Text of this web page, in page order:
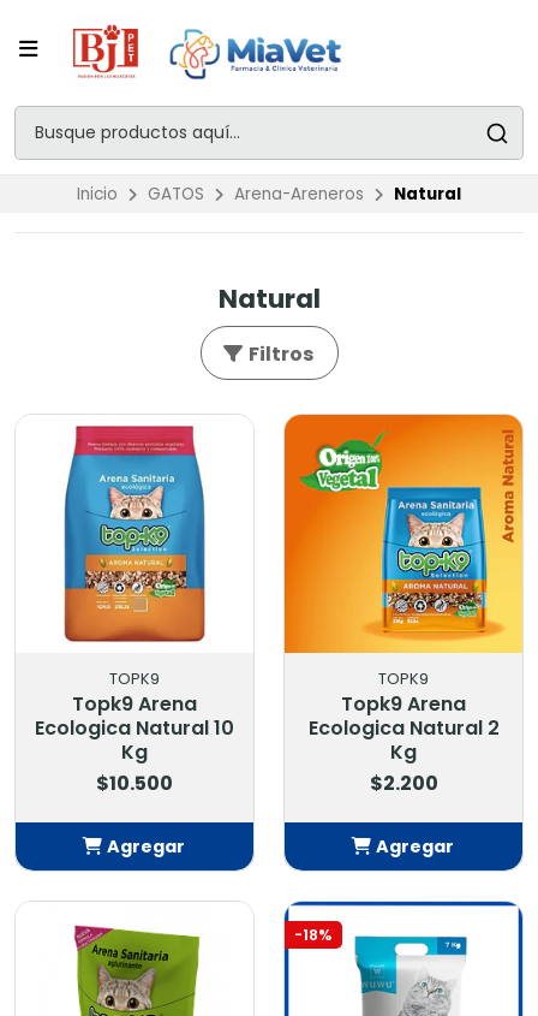
Inicio GATOS Arena-Areneros Natural
Natural
Filtros
TOPK9
Topk9 Arena
Ecologica Natural 10
Kg
$10.500
Agregar
Añadido
TOPK9
Topk9 Arena
Ecologica Natural 2
Kg
$2.200
Agregar
Añadido
-18%